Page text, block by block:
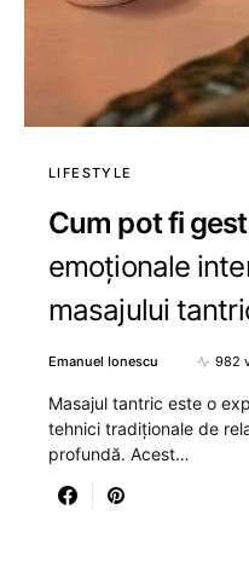
LIFESTYLE
Cum pot fi
emoționale
masajului
Emanuel Ionescu 982
Masajul tantric este o
tehnici tradiționale de
profundă. Acest…